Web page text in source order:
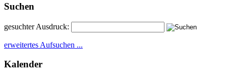
Suchen
gesuchter Ausdruck:
erweitertes Aufsuchen ...
Kalender